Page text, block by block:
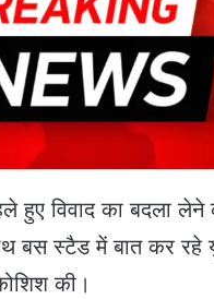
हुए विवाद का बदला लेने
बस स्टैड में बात कर रहे
की।